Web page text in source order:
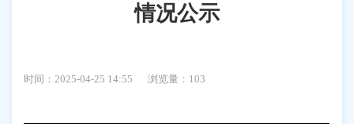
情况公示
时间：2025-04-25 14:55 浏览量： 103